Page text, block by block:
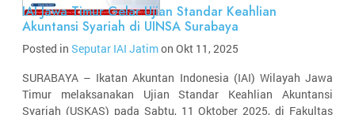
IAI Jawa Timur Gelar Ujian Standar Keahlian
Akuntansi Syariah di UINSA Surabaya
Posted in Seputar IAI Jatimon Okt 11, 2025
SURABAYA – Ikatan Akuntan Indonesia (IAI) Wilayah Jawa
Timur melaksanakan Ujian Standar Keahlian Akuntansi
Syariah (USKAS) pada Sabtu, 11 Oktober 2025, di Fakultas